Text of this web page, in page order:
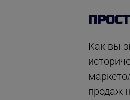
Как вы
продаж